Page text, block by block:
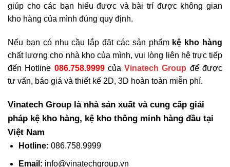
giúp cho các bạn hiểu được và bài trí được không gian
kho hàng của mình đúng quy định.
Nếu bạn có nhu cầu lắp đặt các sản phẩm kệ kho hàng
chất lượng cho nhà kho của mình, vui lòng liên hệ trực tiếp
đến Hotline 086.758.9999củaVinatech Group để được
tư vấn, báo giá và thiết kế 2D, 3D hoàn toàn miễn phí.
Vinatech Group là nhà sản xuất và cung cấp giải
pháp kệ kho hàng, kệ kho thông minh hàng đầu tại
Việt Nam
Hotline: 086.758.9999
Email : info@vinatechgroup.vn